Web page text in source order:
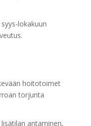
lokakuun
hoitotoimet
torjunta
antaminen,